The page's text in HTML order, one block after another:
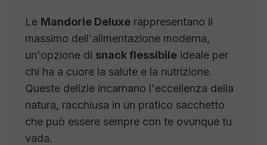
Le Mandorle Deluxe rappresentano il
massimo dell'alimentazione moderna,
un'opzione di snack flessibile ideale per
chi ha a cuore la salute e la nutrizione.
Queste delizie incarnano l'eccellenza della
natura, racchiusa in un pratico sacchetto
che può essere sempre con te ovunque tu
vada.